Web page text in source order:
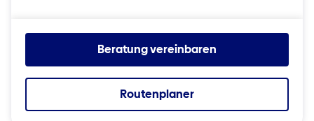
Beratung vereinbaren
Routenplaner